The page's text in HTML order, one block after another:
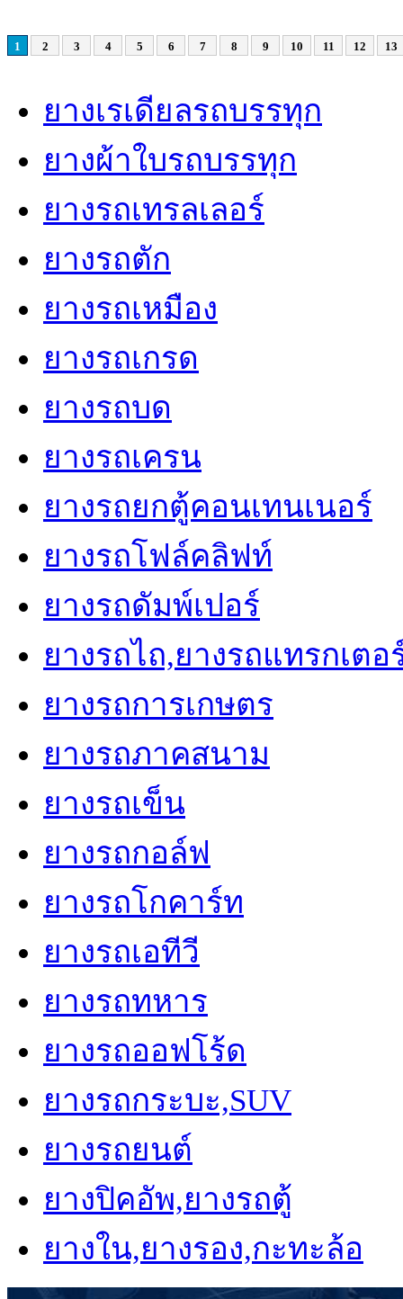
1 2 3 4 5 6 7 8 9 10 11 12 13
ยางเรเดียลรถบรรทุก
ยางผ้าใบรถบรรทุก
ยางรถเทรลเลอร์
ยางรถตัก
ยางรถเหมือง
ยางรถเกรด
ยางรถบด
ยางรถเครน
ยางรถยกตู้คอนเทนเนอร์
ยางรถโฟล์คลิฟท์
ยางรถดัมพ์เปอร์
ยางรถไถ,ยางรถแทรกเตอ
ยางรถการเกษตร
ยางรถภาคสนาม
ยางรถเข็น
ยางรถกอล์ฟ
ยางรถโกคาร์ท
ยางรถเอทีวี
ยางรถทหาร
ยางรถออฟโร้ด
ยางรถกระบะ,SUV
ยางรถยนต์
ยางปิคอัพ,ยางรถตู้
ยางใน,ยางรอง,กะทะล้อ